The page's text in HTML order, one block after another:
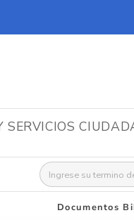
SERVICIOS
Buscar:
Documentos